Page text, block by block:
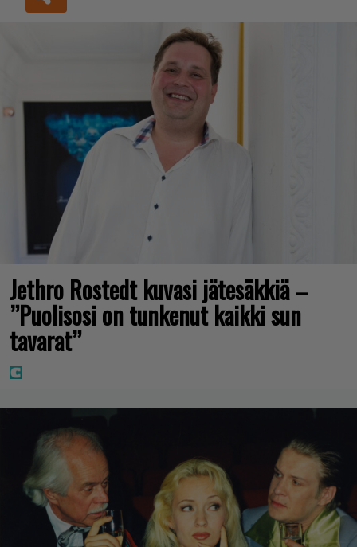
Jethro Rostedt kuvasi jätesäkkiä –
”Puolisosi on tunkenut kaikki sun
tavarat”